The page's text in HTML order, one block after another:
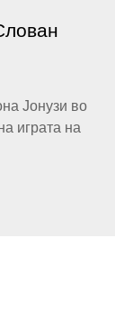
Јонузи во
играта на